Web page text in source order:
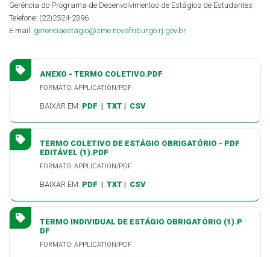
Gerência do Programa de Desenvolvimentos de Estágios de Estudantes
Telefone: (22)2524-2396
E mail: gerenciaestagio@sme.novafriburgo.rj.gov.br
ANEXO - TERMO COLETIVO.PDF
FORMATO: APPLICATION/PDF
BAIXAR EM: PDF | TXT | CSV
TERMO COLETIVO DE ESTÁGIO OBRIGATÓRIO - PDF
EDITÁVEL (1).PDF
FORMATO: APPLICATION/PDF
BAIXAR EM: PDF | TXT | CSV
TERMO INDIVIDUAL DE ESTÁGIO OBRIGATÓRIO (1).P
DF
FORMATO: APPLICATION/PDF